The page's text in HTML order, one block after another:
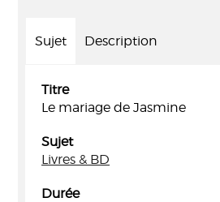
Sujet Description
Titre
Le mariage de Jasmine
Sujet
Livres & BD
Durée